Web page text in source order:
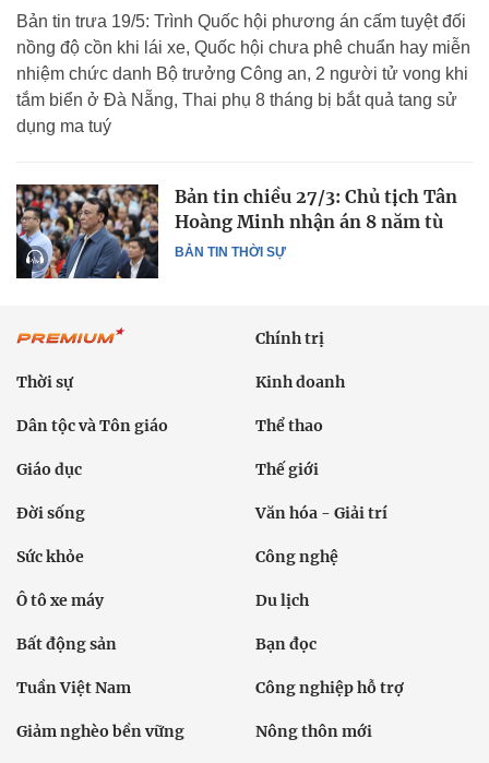
Bản tin trưa 19/5: Trình Quốc hội phương án cấm tuyệt đối
nồng độ cồn khi lái xe, Quốc hội chưa phê chuẩn hay miễn
nhiệm chức danh Bộ trưởng Công an, 2 người tử vong khi
tắm biển ở Đà Nẵng, Thai phụ 8 tháng bị bắt quả tang sử
dụng ma tuý
BẢN TIN THỜI SỰ
Bản tin chiều 27/3: Chủ tịch Tân
Hoàng Minh nhận án 8 năm tù
Chính trị
Thời sự Kinh doanh
Dân tộc và Tôn giáo Thể thao
Giáo dục Thế giới
Đời sống Văn hóa - Giải trí
Sức khỏe Công nghệ
Ô tô xe máy Du lịch
Bất động sản Bạn đọc
Tuần Việt Nam Công nghiệp hỗ trợ
Giảm nghèo bền vững Nông thôn mới